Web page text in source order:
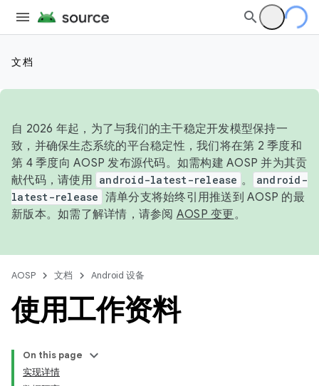
文档
自 2026 年起，为了与我们的主干稳定开发模型保持一
致，并确保生态系统的平台稳定性，我们将在第 2 季度和
第 4 季度向 AOSP 发布源代码。如需构建 AOSP 并为其贡
献代码，请使用 android-latest-release 。
android-
latest-release 清单分支将始终引用推送到 AOSP 的最
新版本。如需了解详情，请参阅 AOSP 变更。
AOSP 文档 Android 设备
使用工作资料
On this page
实现详情